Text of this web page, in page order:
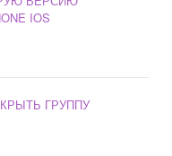
IOS
ГРУППУ